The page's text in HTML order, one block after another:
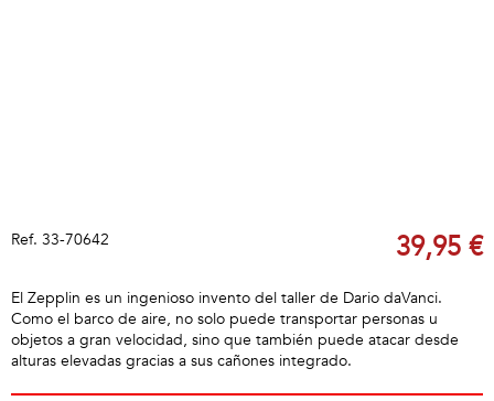
Ref. 33-70642 39,95 €
El Zepplin es un ingenioso invento del taller de Dario daVanci.
Como el barco de aire, no solo puede transportar personas u
objetos a gran velocidad, sino que también puede atacar desde
alturas elevadas gracias a sus cañones integrado.